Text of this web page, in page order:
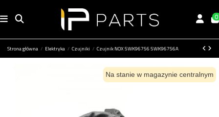
0
Strona główna Elektryka Czujniki Czujnik NOX 5WK96756 5WK96756A
Na stanie w magazynie centralnym